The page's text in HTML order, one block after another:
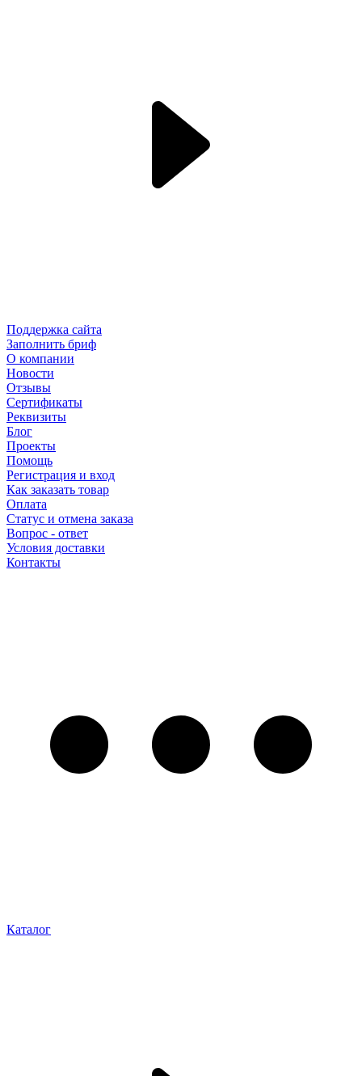
Поддержка сайта
Заполнить бриф
О компании
Новости
Отзывы
Сертификаты
Реквизиты
Блог
Проекты
Помощь
Регистрация и вход
Как заказать товар
Оплата
Статус и отмена заказа
Вопрос - ответ
Условия доставки
Контакты
Каталог